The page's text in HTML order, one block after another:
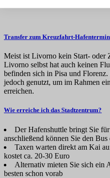
Transfer zum Kreuzfahrt-
Meist ist Livorno kein Start- oder
Livorno selbst hat auch keinen
befinden sich in Pisa und
jedoch genutzt, um im Rahmen
erreichen.
Wie erreiche ich das Stadtzentrum?
Der Hafenshuttle bringt Sie
anschließend können Sie den
Taxen warten direkt am Kai
kostet ca. 20-30 Euro
Alternativ mieten Sie sich ein
besten schon vorab